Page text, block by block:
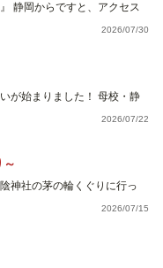
静岡からですと、アクセス
2026/07/30
が始まりました！ 母校・静
2026/07/22
神社の茅の輪くぐりに行っ
2026/07/15